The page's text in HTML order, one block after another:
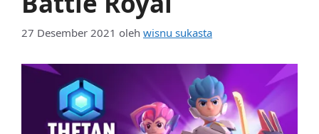
27 Desember 2021 oleh wisnu sukasta